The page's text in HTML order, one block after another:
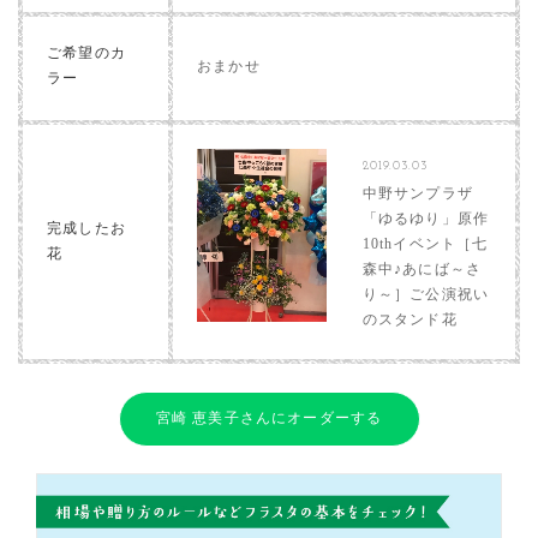
ご希望のカ
ラー
おまかせ
完成したお
花
2019.03.03
中野サンプラザ
「ゆるゆり」原作
10thイベント［七
森中♪あにば～さ
り～］ご公演祝い
のスタンド花
宮崎 恵美子さんにオーダーする